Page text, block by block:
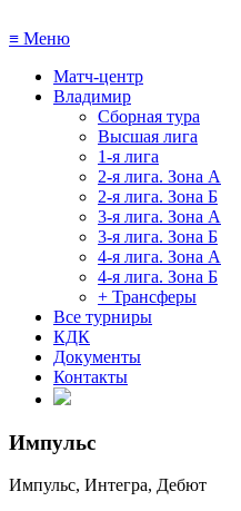
≡ Меню
Матч-центр
Владимир
Сборная тура
Высшая лига
1-я лига
2-я лига. Зона А
2-я лига. Зона Б
3-я лига. Зона А
3-я лига. Зона Б
4-я лига. Зона А
4-я лига. Зона Б
+ Трансферы
Все турниры
КДК
Документы
Контакты
Импульс
Импульс, Интегра, Дебют